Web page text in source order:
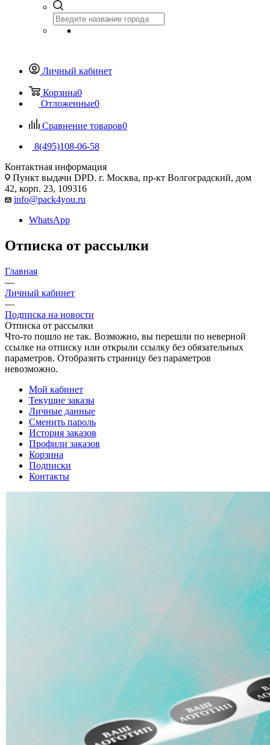
Личный кабинет
Корзина0
Отложенные0
Сравнение товаров0
8(495)108-06-58
Контактная информация
Пункт выдачи DPD. г. Москва, пр-кт Волгоградский, дом
42, корп. 23, 109316
info@pack4you.ru
WhatsApp
Отписка от рассылки
Главная
—
Личный кабинет
—
Подписка на новости
Отписка от рассылки
Что-то пошло не так. Возможно, вы перешли по неверной
ссылке на отписку или открыли ссылку без обязательных
параметров. Отобразить страницу без параметров
невозможно.
Мой кабинет
Текущие заказы
Личные данные
Сменить пароль
История заказов
Профили заказов
Корзина
Подписки
Контакты